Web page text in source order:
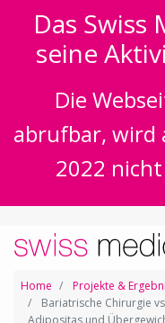
Das Swiss
seine
Die
abrufbar, wird
2022
Home
Projekte &
Bariatrische Chirurgie
Adipositas und